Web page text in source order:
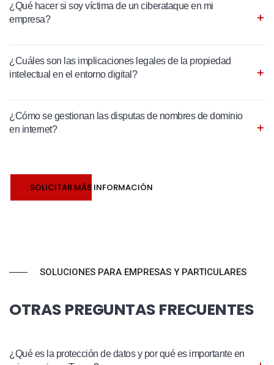
¿Qué hacer si soy víctima de un ciberataque en mi
empresa?
¿Cuáles son las implicaciones legales de la propiedad
intelectual en el entorno digital?
¿Cómo se gestionan las disputas de nombres de dominio
en internet?
SOLICITAR MÁS INFORMACIÓN
SOLUCIONES PARA EMPRESAS Y PARTICULARES
OTRAS PREGUNTAS FRECUENTES
¿Qué es la protección de datos y por qué es importante en